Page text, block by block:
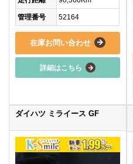
管理番号 52164
在庫お問い合わせ
詳細はこちら
ダイハツ ミライース GF